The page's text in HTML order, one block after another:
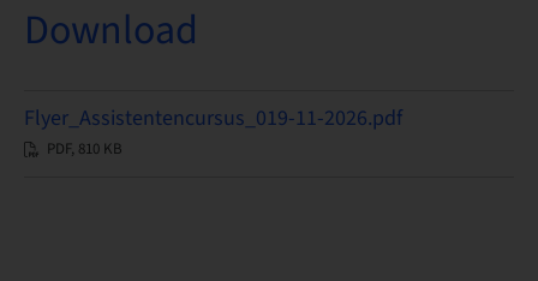
Download
Flyer_Assistentencursus_019-11-2026.pdf
PDF, 810 KB